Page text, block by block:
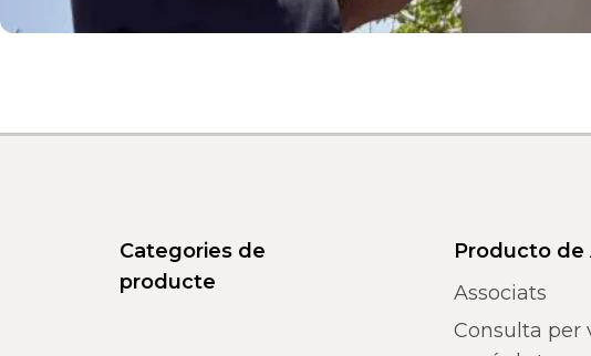
Categories de
producte
Producto de
Associats
Consulta per